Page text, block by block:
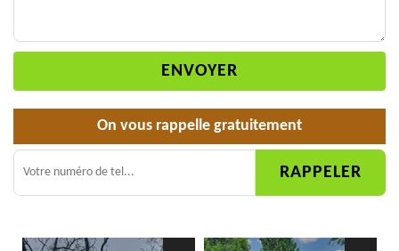
On vous rappelle gratuitement